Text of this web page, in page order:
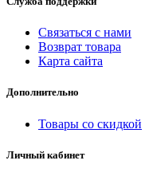
Связаться с нами
Возврат товара
Карта сайта
Дополнительно
Товары со скидкой
Личный кабинет